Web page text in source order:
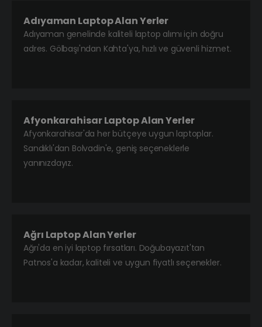
Adıyaman Laptop Alan Yerler
Adıyaman genelinde kaliteli laptop alımı için doğru
adres. Gölbaşı'ndan Kahta'ya, hızlı ve güvenli hizmet.
Afyonkarahisar Laptop Alan Yerler
Afyonkarahisar'da her bütçeye uygun laptoplar.
Sandıklı'dan Bolvadin'e, geniş seçeneklerle
yanınızdayız.
Ağrı Laptop Alan Yerler
Ağrı'da en iyi laptop fırsatları. Doğubayazıt'tan
Patnos'a kadar, kaliteli ve uygun fiyatlı seçenekler.